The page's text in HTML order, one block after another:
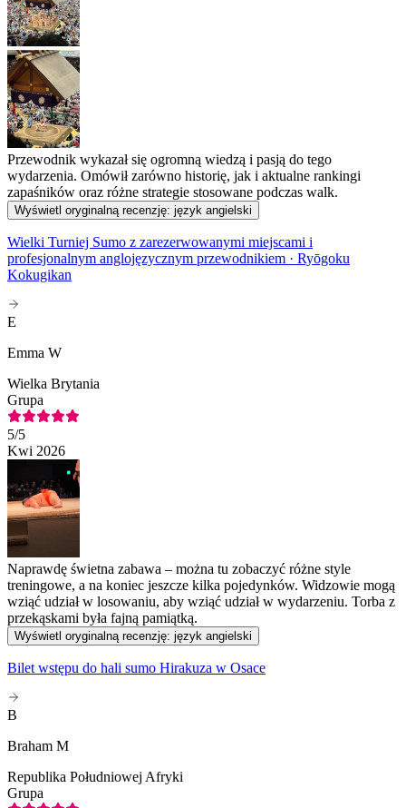
Przewodnik wykazał się ogromną wiedzą i pasją do tego
wydarzenia. Omówił zarówno historię, jak i aktualne rankingi
zapaśników oraz różne strategie stosowane podczas walk.
Wyświetl oryginalną recenzję: język angielski
Wielki Turniej Sumo z zarezerwowanymi miejscami i
profesjonalnym anglojęzycznym przewodnikiem · Ryōgoku
Kokugikan
E
Emma W
Wielka Brytania
Grupa
5/5
Kwi 2026
Naprawdę świetna zabawa – można tu zobaczyć różne style
treningowe, a na koniec jeszcze kilka pojedynków. Widzowie mogą
wziąć udział w losowaniu, aby wziąć udział w wydarzeniu. Torba z
przekąskami była fajną pamiątką.
Wyświetl oryginalną recenzję: język angielski
Bilet wstępu do hali sumo Hirakuza w Osace
B
Braham M
Republika Południowej Afryki
Grupa